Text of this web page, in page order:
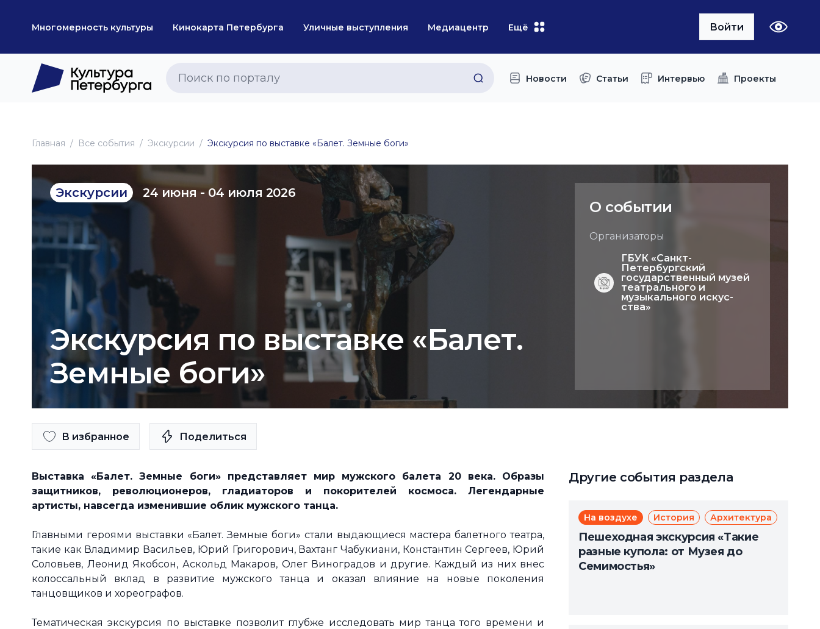
Многомерность культуры Кинокарта Петербурга Уличные выступления Медиацентр Ещё Войти
Новости Статьи Интервью Проекты
Главная Все события Экскурсии Экскурсия по выставке «Балет. Земные боги»
Экскурсии 24 июня - 04 июля 2026
Экскурсия по выставке «Балет.
Земные боги»
О событии
Организаторы
ГБУК «Санкт-
Петербургский
государственный музей
театрального и
музыкального искус­
ства»
В избранное Поделиться
Выставка «Балет. Земные боги» представляет мир мужского балета 20 века. Образы
защитников, революционеров, гладиаторов и покорителей космоса. Легендарные
артисты, навсегда изменившие облик мужского танца.
Главными героями выставки «Балет. Земные боги» стали выдающиеся мастера балетного театра,
такие как Владимир Васильев, Юрий Григорович, Вахтанг Чабукиани, Константин Сергеев, Юрий
Соловьев, Леонид Якобсон, Аскольд Макаров, Олег Виноградов и другие. Каждый из них внес
колоссальный вклад в развитие мужского танца и оказал влияние на новые поколения
танцовщиков и хореографов.
Тематическая экскурсия по выставке позволит глубже исследовать мир танца того времени и
Другие события раздела
На воздухе История Архитектура
Пешеходная экскурсия «Такие
разные купола: от Музея до
Семимостья»